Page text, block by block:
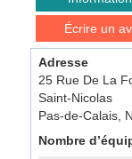
Écrire un
Adresse
25 Rue De La
Saint-Nicolas
Pas-de-Calais,
Nombre